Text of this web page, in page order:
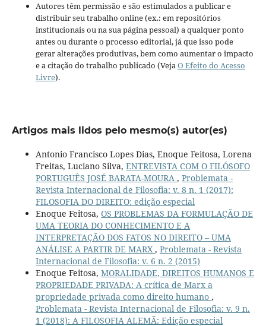
Autores têm permissão e são estimulados a publicar e
distribuir seu trabalho online (ex.: em repositórios
institucionais ou na sua página pessoal) a qualquer ponto
antes ou durante o processo editorial, já que isso pode
gerar alterações produtivas, bem como aumentar o impacto
e a citação do trabalho publicado (VejaO Efeito do Acesso
Livre).
Artigos mais lidos pelo mesmo(s) autor(es)
Antonio Francisco Lopes Dias, Enoque Feitosa, Lorena
Freitas, Luciano Silva, ENTREVISTA COM O FILÓSOFO
PORTUGUÊS JOSÉ BARATA-MOURA , Problemata -
Revista Internacional de Filosofia: v. 8 n. 1 (2017):
FILOSOFIA DO DIREITO: edição especial
Enoque Feitosa, OS PROBLEMAS DA FORMULAÇÃO DE
UMA TEORIA DO CONHECIMENTO E A
INTERPRETAÇÃO DOS FATOS NO DIREITO – UMA
ANÁLISE A PARTIR DE MARX , Problemata - Revista
Internacional de Filosofia: v. 6 n. 2 (2015)
Enoque Feitosa, MORALIDADE, DIREITOS HUMANOS E
PROPRIEDADE PRIVADA: A crítica de Marx a
propriedade privada como direito humano ,
Problemata - Revista Internacional de Filosofia: v. 9 n.
1 (2018): A FILOSOFIA ALEMÃ: Edição especial